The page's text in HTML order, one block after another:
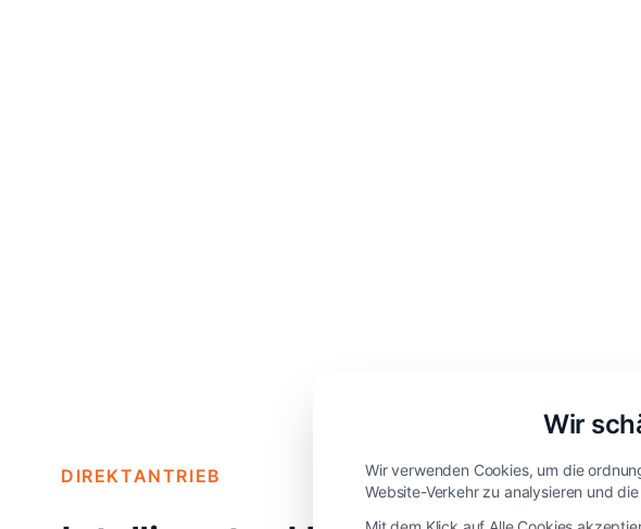
DIREKTANTRIEB
Wir
Wir verwenden Cookies, um die
Website-Verkehr zu analysieren und